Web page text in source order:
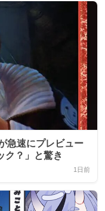
急速にプレビュー
ク？」と驚き
1日前